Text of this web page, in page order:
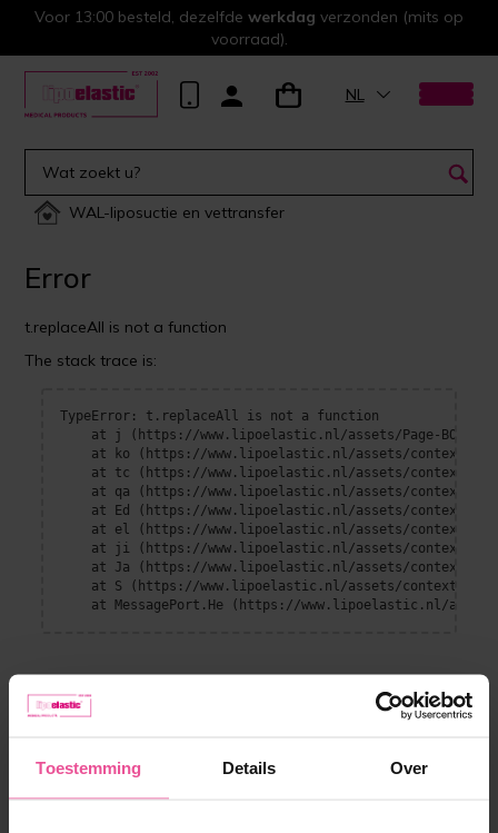
Toestemming Details Over
Voor 13:00 besteld, dezelfde werkdag verzonden (mits op
voorraad).
NL
WAL-liposuctie en vettransfer
Error
t.replaceAll is not a function
The stack trace is:
TypeError: t.replaceAll is not a function
at j (https://www.lipoelastic.nl/assets/Page-BOrFn-
at ko (https://www.lipoelastic.nl/assets/context-
at tc (https://www.lipoelastic.nl/assets/context-
at qa (https://www.lipoelastic.nl/assets/context-
at Ed (https://www.lipoelastic.nl/assets/context-
at el (https://www.lipoelastic.nl/assets/context-
at ji (https://www.lipoelastic.nl/assets/context-
at Ja (https://www.lipoelastic.nl/assets/context-
at S (https://www.lipoelastic.nl/assets/context-
at MessagePort.He (https://www.lipoelastic.nl/